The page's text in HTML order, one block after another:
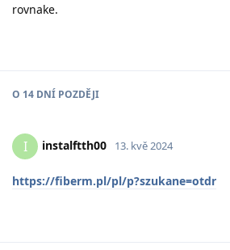
rovnake.
O 14 DNÍ POZDĚJI
I instalftth00 13. kvě 2024
https://fiberm.pl/pl/p?szukane=otdr